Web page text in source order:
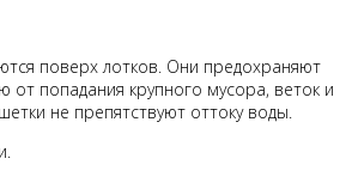
поверх лотков. Они предохраняют
от попадания крупного мусора, веток и
не препятствуют оттоку воды.